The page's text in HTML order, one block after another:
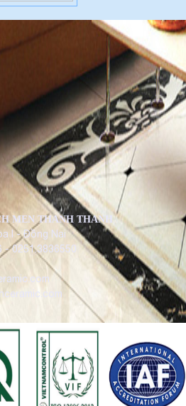
MEN THANH THANH
I - Đồng Nai
- 0251.3836550